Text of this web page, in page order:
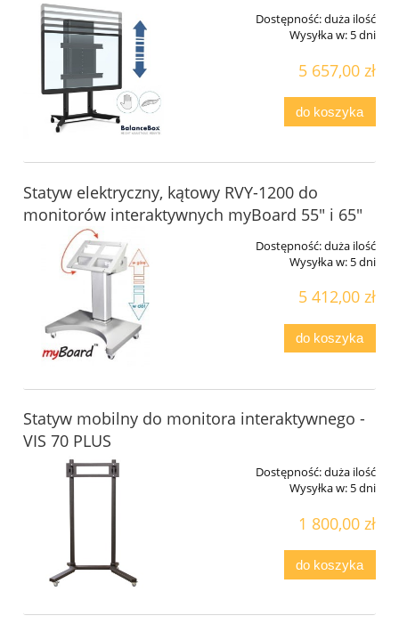
Dostępność:duża ilość
Wysyłka w: 5 dni
5 657,00 zł
do koszyka
Statyw elektryczny, kątowy RVY-1200 do
monitorów interaktywnych myBoard 55" i 65"
Dostępność:duża ilość
Wysyłka w: 5 dni
5 412,00 zł
do koszyka
Statyw mobilny do monitora interaktywnego -
VIS 70 PLUS
Dostępność:duża ilość
Wysyłka w: 5 dni
1 800,00 zł
do koszyka